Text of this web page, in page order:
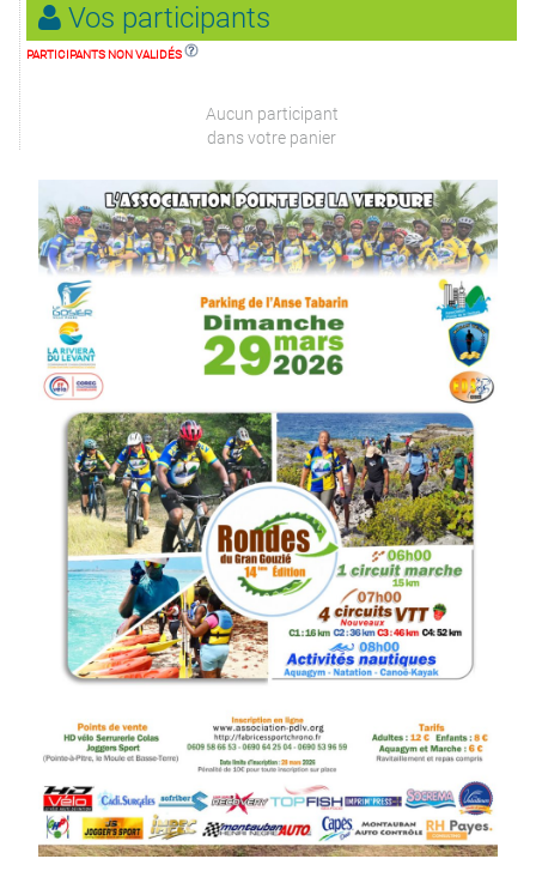
Vos participants
PARTICIPANTS NON VALIDÉS
Aucun participant
dans votre panier